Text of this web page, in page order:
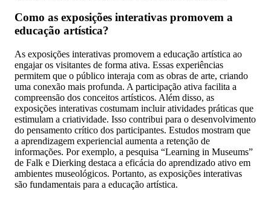
Como as exposições interativas promovem a
educação artística?
As exposições interativas promovem a educação artística ao
engajar os visitantes de forma ativa. Essas experiências
permitem que o público interaja com as obras de arte, criando
uma conexão mais profunda. A participação ativa facilita a
compreensão dos conceitos artísticos. Além disso, as
exposições interativas costumam incluir atividades práticas que
estimulam a criatividade. Isso contribui para o desenvolvimento
do pensamento crítico dos participantes. Estudos mostram que
a aprendizagem experiencial aumenta a retenção de
informações. Por exemplo, a pesquisa “Learning in Museums”
de Falk e Dierking destaca a eficácia do aprendizado ativo em
ambientes museológicos. Portanto, as exposições interativas
são fundamentais para a educação artística.